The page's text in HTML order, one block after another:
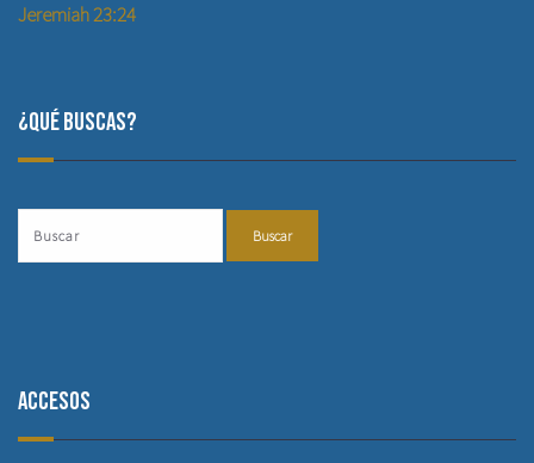
Jeremiah 23:24
¿Qué buscas?
Accesos